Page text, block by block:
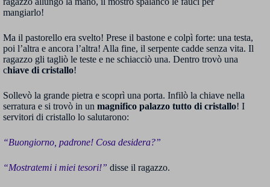
mangiarlo!
Ma il pastorello era svelto! Prese il bastone e colpì forte: una testa,
poi l’altra e ancora l’altra! Alla fine, il serpente cadde senza vita. Il
ragazzo gli tagliò le teste e ne schiacciò una. Dentro trovò una
chiave di cristallo!
Sollevò la grande pietra e scoprì una porta. Infilò la chiave nella
serratura e si trovò in un magnifico palazzo tutto di cristallo! I
servitori di cristallo lo salutarono:
“Buongiorno, padrone! Cosa desidera?”
“Mostratemi i miei tesori!” disse il ragazzo.